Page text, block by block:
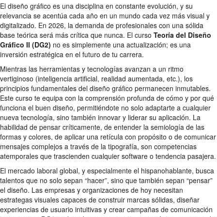
El diseño gráfico es una disciplina en constante evolución, y su
relevancia se acentúa cada año en un mundo cada vez más visual y
digitalizado. En 2026, la demanda de profesionales con una sólida
base teórica será más crítica que nunca. El curso Teoría del Diseño
Gráfico II (DG2) no es simplemente una actualización; es una
inversión estratégica en el futuro de tu carrera.
Mientras las herramientas y tecnologías avanzan a un ritmo
vertiginoso (inteligencia artificial, realidad aumentada, etc.), los
principios fundamentales del diseño gráfico permanecen inmutables.
Este curso te equipa con la comprensión profunda de cómo y por qué
funciona el buen diseño, permitiéndote no solo adaptarte a cualquier
nueva tecnología, sino también innovar y liderar su aplicación. La
habilidad de pensar críticamente, de entender la semiología de las
formas y colores, de aplicar una retícula con propósito o de comunicar
mensajes complejos a través de la tipografía, son competencias
atemporales que trascienden cualquier software o tendencia pasajera.
El mercado laboral global, y especialmente el hispanohablante, busca
talentos que no solo sepan “hacer”, sino que también sepan “pensar”
el diseño. Las empresas y organizaciones de hoy necesitan
estrategas visuales capaces de construir marcas sólidas, diseñar
experiencias de usuario intuitivas y crear campañas de comunicación